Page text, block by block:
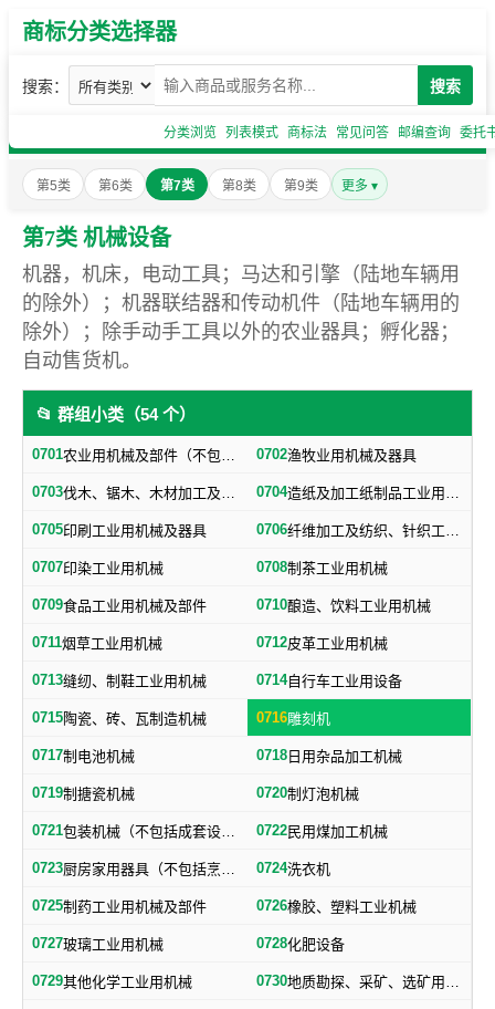
商标分类选择器
搜索： 搜索
分类浏览 列表模式 商标法 常见问答 邮编查询 委托
第5类 第6类 第7类 第8类 第9类 更多 ▾
第7类 机械设备
机器，机床，电动工具；马达和引擎（陆地车辆用
的除外）；机器联结器和传动机件（陆地车辆用的
除外）；除手动手工具以外的农业器具；孵化器；
自动售货机。
📂 群组小类（54 个）
0701 农业用机械及部件（不包括小农具） 0702渔牧业用机械及器具
0703 伐木、锯木、木材加工及火柴生产用机械及器具 0704 造纸及加工纸制品工业用机械及器具
0705印刷工业用机械及器具 0706 纤维加工及纺织、针织工业用机械及部件
0707印染工业用机械 0708制茶工业用机械
0709食品工业用机械及部件 0710酿造、饮料工业用机械
0711烟草工业用机械 0712皮革工业用机械
0713缝纫、制鞋工业用机械 0714自行车工业用设备
0715陶瓷、砖、瓦制造机械 0716雕刻机
0717制电池机械 0718 日用杂品加工机械
0719制搪瓷机械 0720制灯泡机械
0721 包装机械（不包括成套设备专用包装机械） 0722民用煤加工机械
0723 厨房家用器具（不包括烹调、电气加热设备及厨房手工具） 0724洗衣机
0725制药工业用机械及部件 0726橡胶、塑料工业机械
0727玻璃工业用机械 0728化肥设备
0729其他化学工业用机械 0730 地质勘探、采矿、选矿用机械